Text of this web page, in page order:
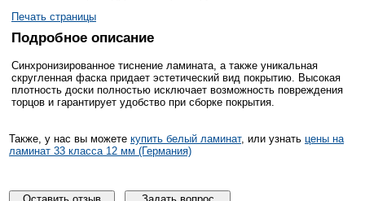
Печать страницы
Подробное описание
Синхронизированное тиснение ламината, а также уникальная
скругленная фаска придает эстетический вид покрытию. Высокая
плотность доски полностью исключает возможность повреждения
торцов и гарантирует удобство при сборке покрытия.
Также, у нас вы можете купить белый ламинат, или узнать цены на
ламинат 33 класса 12 мм (Германия)